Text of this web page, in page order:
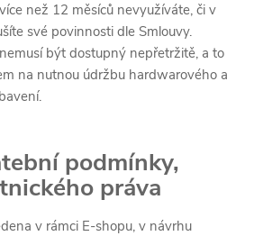
než 12 měsíců nevyužíváte, či v
své povinnosti dle Smlouvy.
být dostupný nepřetržitě, a to
na nutnou údržbu hardwarového a
podmínky,
práva
v rámci E-shopu, v návrhu